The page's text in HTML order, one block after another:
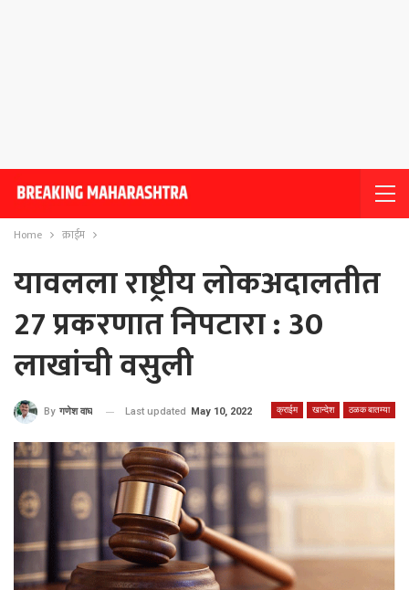
Home क्राईम
यावलला राष्ट्रीय लोकअदालतीत
27 प्रकरणात निपटारा : 30
लाखांची वसुली
क्राईम खान्देश ठळक बातम्या
By गणेश वाघ Last updated May 10, 2022